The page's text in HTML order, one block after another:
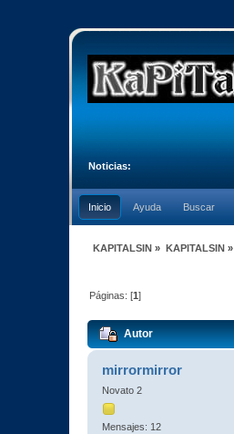
Noticias:
Inicio Ayuda Buscar
KAPITALSIN » KAPITALSIN»
Páginas: [1]
Autor
mirrormirror
Novato 2
Mensajes: 12